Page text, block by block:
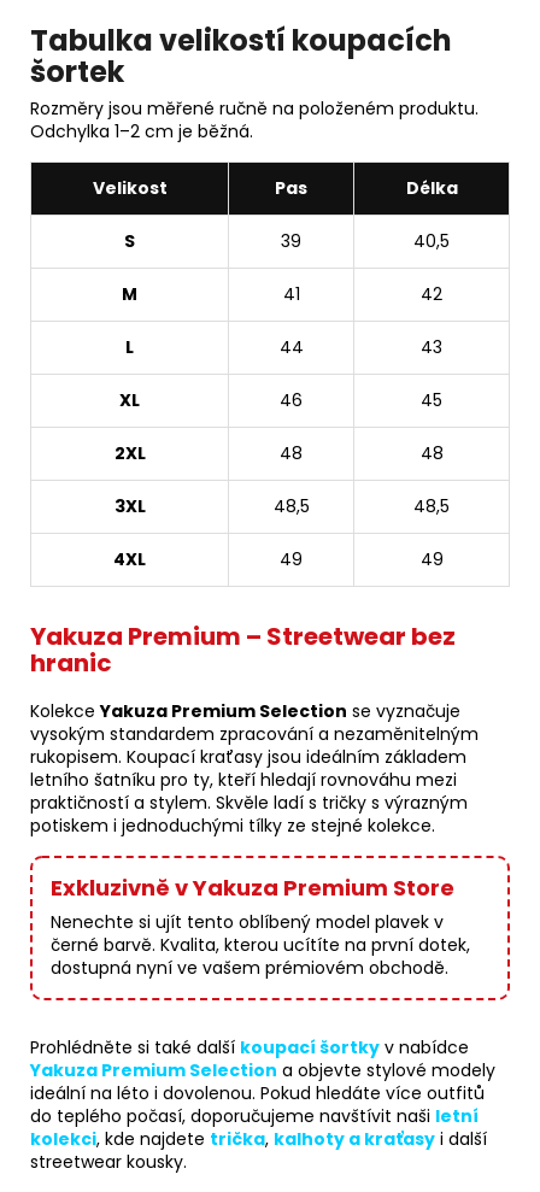
Tabulka velikostí koupacích
šortek
Rozměry jsou měřené ručně na položeném produktu.
Odchylka 1–2 cm je běžná.
Velikost Pas Délka
S 39 40,5
M 41 42
L 44 43
XL 46 45
2XL 48 48
3XL 48,5 48,5
4XL 49 49
Yakuza Premium – Streetwear bez
hranic
KolekceYakuza Premium Selection se vyznačuje
vysokým standardem zpracování a nezaměnitelným
rukopisem. Koupací kraťasy jsou ideálním základem
letního šatníku pro ty, kteří hledají rovnováhu mezi
praktičností a stylem. Skvěle ladí s tričky s výrazným
potiskem i jednoduchými tílky ze stejné kolekce.
Exkluzivně v Yakuza Premium Store
Nenechte si ujít tento oblíbený model plavek v
černé barvě. Kvalita, kterou ucítíte na první dotek,
dostupná nyní ve vašem prémiovém obchodě.
Prohlédněte si také další koupací šortky v nabídce
Yakuza Premium Selection a objevte stylové modely
ideální na léto i dovolenou. Pokud hledáte více outfitů
do teplého počasí, doporučujeme navštívit naši letní
kolekci, kde najdete trička, kalhoty a kraťasy i další
streetwear kousky.